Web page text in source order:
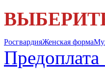
РосгвардияЖенская форма